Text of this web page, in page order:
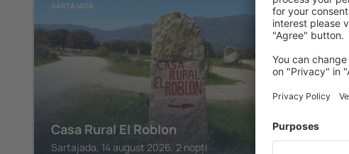
SARTAJADA
Casa Rural El Roblon
Sartajada, 14 august 2026, 2 nopți